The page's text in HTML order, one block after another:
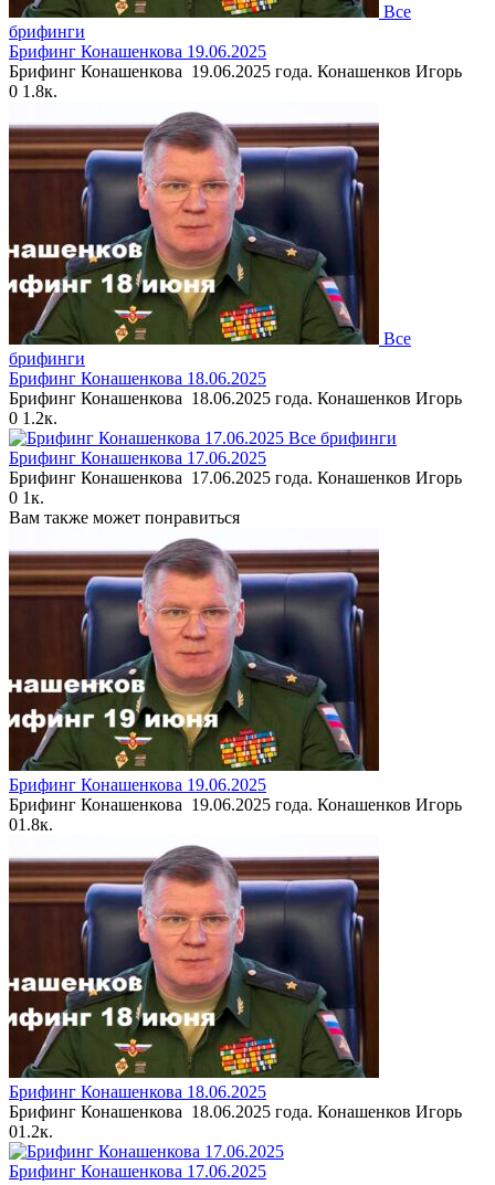
Все
брифинги
Брифинг Конашенкова 19.06.2025
Брифинг Конашенкова 19.06.2025 года. Конашенков Игорь
0 1.8к.
Все
брифинги
Брифинг Конашенкова 18.06.2025
Брифинг Конашенкова 18.06.2025 года. Конашенков Игорь
0 1.2к.
Все брифинги
Брифинг Конашенкова 17.06.2025
Брифинг Конашенкова 17.06.2025 года. Конашенков Игорь
0 1к.
Вам также может понравиться
Брифинг Конашенкова 19.06.2025
Брифинг Конашенкова 19.06.2025 года. Конашенков Игорь
01.8к.
Брифинг Конашенкова 18.06.2025
Брифинг Конашенкова 18.06.2025 года. Конашенков Игорь
01.2к.
Брифинг Конашенкова 17.06.2025